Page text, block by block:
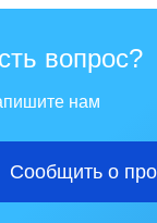
вопрос?
нам
Сообщить о